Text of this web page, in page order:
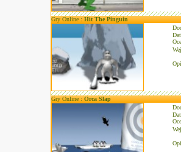
Gry Online :Hit The Pinguin
Gry Online :Orca Slap